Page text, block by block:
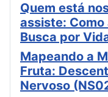
Quem está
assiste: Como
Busca por
Mapeando a
Fruta:
Nervoso